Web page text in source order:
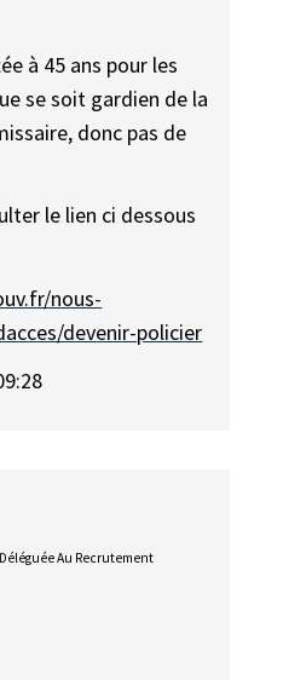
à 45 ans pour les
se soit gardien de la
donc pas de
le lien ci dessous
nous-
devenir-policier
Au Recrutement